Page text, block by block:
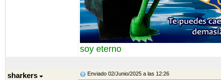
soy eterno
sharkers Enviado 02/Junio/2025 a las 12:26